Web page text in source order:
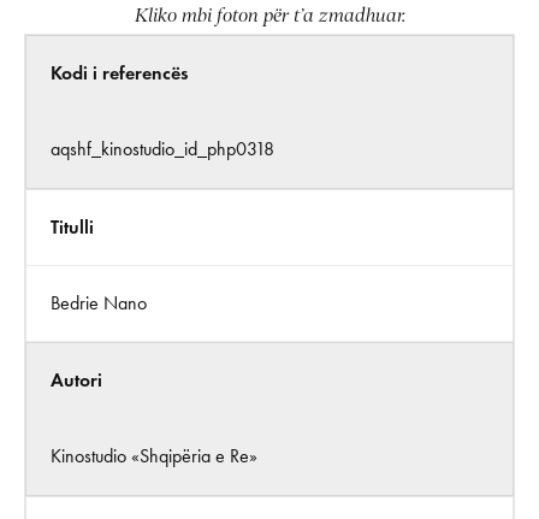
Kliko mbi foton për t’a zmadhuar.
Kodi i referencës
aqshf_kinostudio_id_php0318
Titulli
Bedrie Nano
Autori
Kinostudio «Shqipëria e Re»